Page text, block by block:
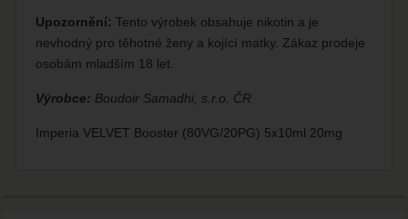
Upozornění: Tento výrobek obsahuje nikotin a je
nevhodný pro těhotné ženy a kojící matky. Zákaz prodeje
osobám mladším 18 let.
Výrobce: Boudoir Samadhi, s.r.o. ČR
Imperia VELVET Booster (80VG/20PG) 5x10ml 20mg